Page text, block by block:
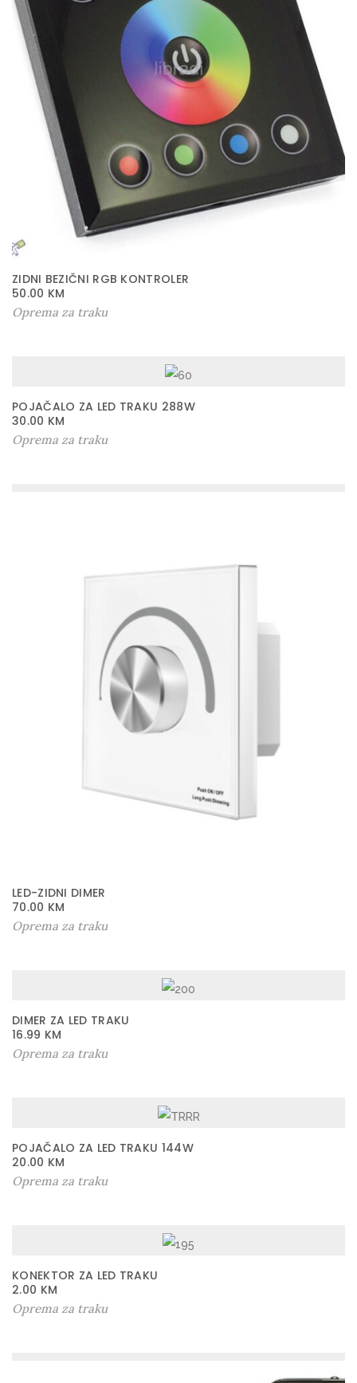
ZIDNI BEZIČNI RGB KONTROLER
50.00 KM
Oprema za traku
POJAČALO ZA LED TRAKU 288W
30.00 KM
Oprema za traku
LED-ZIDNI DIMER
70.00 KM
Oprema za traku
DIMER ZA LED TRAKU
16.99 KM
Oprema za traku
POJAČALO ZA LED TRAKU 144W
20.00 KM
Oprema za traku
KONEKTOR ZA LED TRAKU
2.00 KM
Oprema za traku